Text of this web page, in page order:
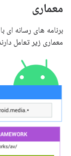
معماری
برنامه های رسانه ای
معماری زیر تعامل